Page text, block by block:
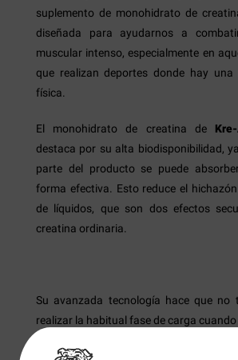
suplemento de monohidrato de
diseñada para ayudarnos a
muscular intenso, especialmente en
que realizan deportes donde hay una
física.
El monohidrato de creatina de
destaca por su alta biodisponibilidad,
parte del producto se puede
forma efectiva. Esto reduce el
de líquidos, que son dos efectos
creatina ordinaria.
Su avanzada tecnología hace que no
realizar la habitual fase de carga